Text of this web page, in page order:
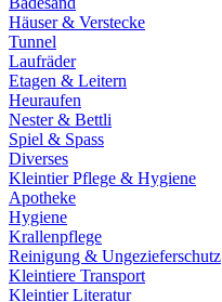
Häuser & Verstecke
Tunnel
Laufräder
Etagen & Leitern
Heuraufen
Nester & Bettli
Spiel & Spass
Diverses
Kleintier Pflege & Hygiene
Apotheke
Hygiene
Krallenpflege
Reinigung & Ungezieferschutz
Kleintiere Transport
Kleintier Literatur